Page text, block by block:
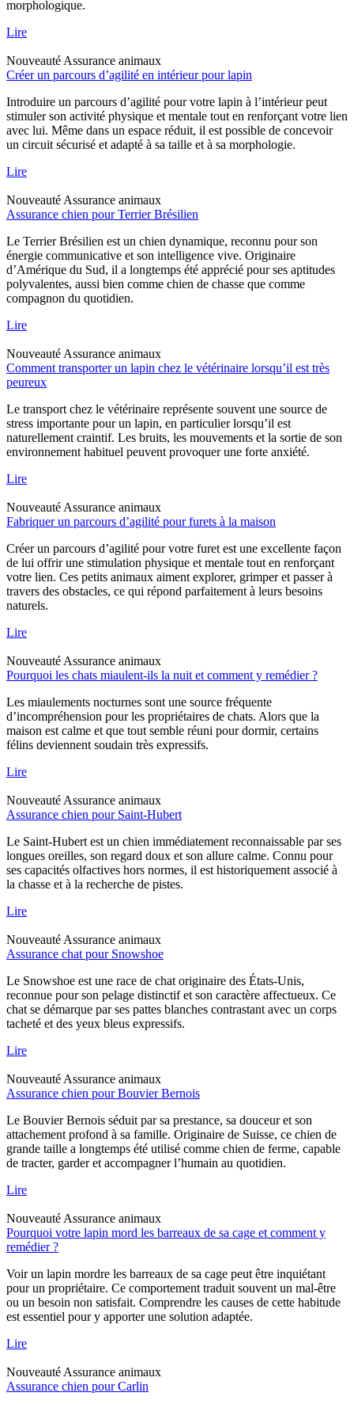
morphologique.
Lire
Nouveauté Assurance animaux
Créer un parcours d’agilité en intérieur pour lapin
Introduire un parcours d’agilité pour votre lapin à l’intérieur peut
stimuler son activité physique et mentale tout en renforçant votre lien
avec lui. Même dans un espace réduit, il est possible de concevoir
un circuit sécurisé et adapté à sa taille et à sa morphologie.
Lire
Nouveauté Assurance animaux
Assurance chien pour Terrier Brésilien
Le Terrier Brésilien est un chien dynamique, reconnu pour son
énergie communicative et son intelligence vive. Originaire
d’Amérique du Sud, il a longtemps été apprécié pour ses aptitudes
polyvalentes, aussi bien comme chien de chasse que comme
compagnon du quotidien.
Lire
Nouveauté Assurance animaux
Comment transporter un lapin chez le vétérinaire lorsqu’il est très
peureux
Le transport chez le vétérinaire représente souvent une source de
stress importante pour un lapin, en particulier lorsqu’il est
naturellement craintif. Les bruits, les mouvements et la sortie de son
environnement habituel peuvent provoquer une forte anxiété.
Lire
Nouveauté Assurance animaux
Fabriquer un parcours d’agilité pour furets à la maison
Créer un parcours d’agilité pour votre furet est une excellente façon
de lui offrir une stimulation physique et mentale tout en renforçant
votre lien. Ces petits animaux aiment explorer, grimper et passer à
travers des obstacles, ce qui répond parfaitement à leurs besoins
naturels.
Lire
Nouveauté Assurance animaux
Pourquoi les chats miaulent-ils la nuit et comment y remédier ?
Les miaulements nocturnes sont une source fréquente
d’incompréhension pour les propriétaires de chats. Alors que la
maison est calme et que tout semble réuni pour dormir, certains
félins deviennent soudain très expressifs.
Lire
Nouveauté Assurance animaux
Assurance chien pour Saint-Hubert
Le Saint-Hubert est un chien immédiatement reconnaissable par ses
longues oreilles, son regard doux et son allure calme. Connu pour
ses capacités olfactives hors normes, il est historiquement associé à
la chasse et à la recherche de pistes.
Lire
Nouveauté Assurance animaux
Assurance chat pour Snowshoe
Le Snowshoe est une race de chat originaire des États-Unis,
reconnue pour son pelage distinctif et son caractère affectueux. Ce
chat se démarque par ses pattes blanches contrastant avec un corps
tacheté et des yeux bleus expressifs.
Lire
Nouveauté Assurance animaux
Assurance chien pour Bouvier Bernois
Le Bouvier Bernois séduit par sa prestance, sa douceur et son
attachement profond à sa famille. Originaire de Suisse, ce chien de
grande taille a longtemps été utilisé comme chien de ferme, capable
de tracter, garder et accompagner l’humain au quotidien.
Lire
Nouveauté Assurance animaux
Pourquoi votre lapin mord les barreaux de sa cage et comment y
remédier ?
Voir un lapin mordre les barreaux de sa cage peut être inquiétant
pour un propriétaire. Ce comportement traduit souvent un mal-être
ou un besoin non satisfait. Comprendre les causes de cette habitude
est essentiel pour y apporter une solution adaptée.
Lire
Nouveauté Assurance animaux
Assurance chien pour Carlin